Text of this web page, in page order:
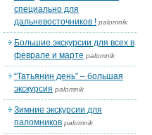
специально для
дальневосточников ! palomnik
Большие экскурсии для всех в
феврале и марте palomnik
“Татьянин день” – большая
экскурсия palomnik
Зимние экскурсии для
паломников palomnik